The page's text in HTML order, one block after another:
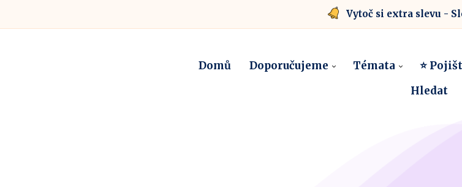
Vytoč si extra slevu -
Domů Doporučujeme Témata ⭐
Hledat